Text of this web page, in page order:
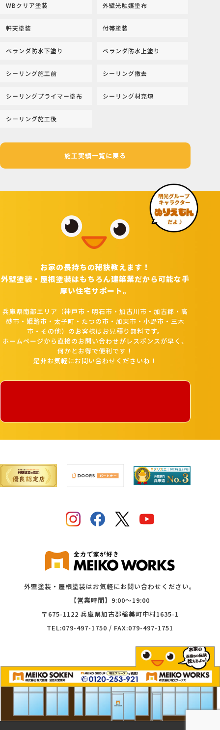
WBクリア塗装 外壁光触媒塗布
軒天塗装 付帯塗装
ベランダ防水下塗り ベランダ防水上塗り
シーリング施工前 シーリング撤去
シーリングプライマー塗布 シーリング材充填
シーリング施工後
施工実績一覧に戻る
お家の長持ちの秘訣教えます！
外壁塗装・屋根塗装はもちろん建築業だから可能な手
厚い住宅サポート。
兵庫県南部エリア（神戸市・明石市・加古川市・加古郡・高
砂市・姫路市・太子町・たつの市・加東市・小野市・三木
市・その他）のお客様はお見積り無料です。
ホームページから直接のお問い合わせがレスポンスが早く、
何かとお得で便利です！
是非お気軽にお問い合わせくださいね！
外壁塗装・屋根塗装はお気軽にお問い合わせください。
【営業時間】9:00〜19:00
〒675-1122 兵庫県加古郡稲美町中村1635-1
TEL:079-497-1750 / FAX:079-497-1751